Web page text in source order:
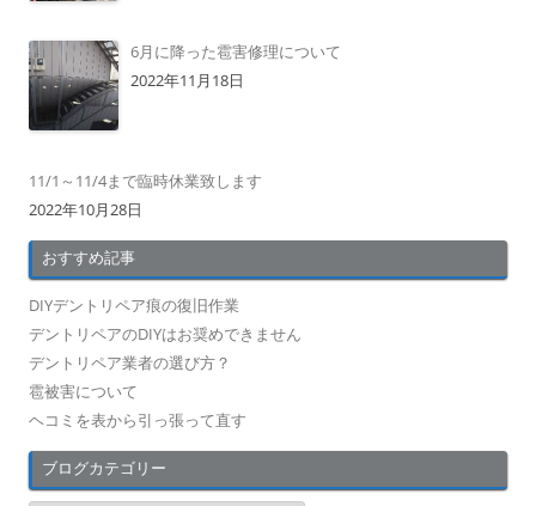
6月に降った雹害修理について
2022年11月18日
11/1～11/4まで臨時休業致します
2022年10月28日
おすすめ記事
DIYデントリペア痕の復旧作業
デントリペアのDIYはお奨めできません
デントリペア業者の選び方？
雹被害について
ヘコミを表から引っ張って直す
ブログカテゴリー